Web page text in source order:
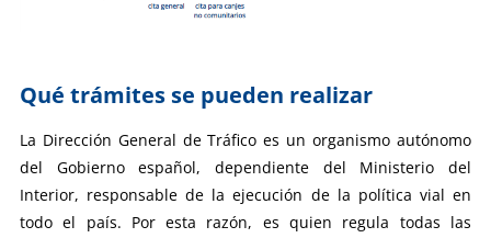
Qué trámites se pueden realizar
La Dirección General de Tráfico es un organismo autónomo
del Gobierno español, dependiente del Ministerio del
Interior, responsable de la ejecución de la política vial en
todo el país. Por esta razón, es quien regula todas las